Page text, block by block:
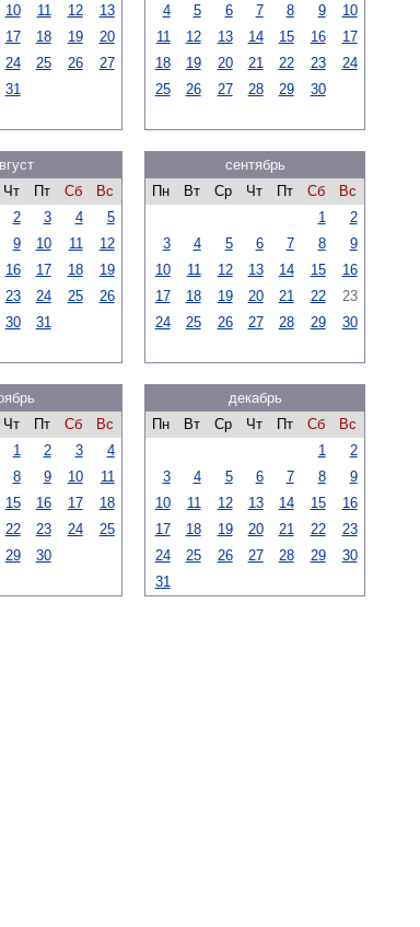
10 11 12
13
17 18 19
20
24 25 26
27
31
4
5 6 7 8 9
10
11
12 13 14 15 16
17
18
19 20 21 22 23
24
25
26 27 28 29 30
Чт Пт Сб
Вс
2 3 4
5
9 10 11
12
16 17 18
19
23 24 25
26
30 31
сентябрь
Пн
Вт Ср Чт Пт Сб
Вс
1
2
3
4 5 6 7 8
9
10
11 12 13 14 15
16
17
18 19 20 21 22
23
24
25 26 27 28 29 30
Чт Пт Сб
Вс
1
2 3
4
8 9 10
11
15 16 17
18
22 23 24
25
29 30
декабрь
Пн
Вт Ср Чт Пт Сб
Вс
1
2
3
4 5 6 7 8
9
10
11 12 13 14 15
16
17
18 19 20 21 22
23
24
25 26 27 28 29
30
31